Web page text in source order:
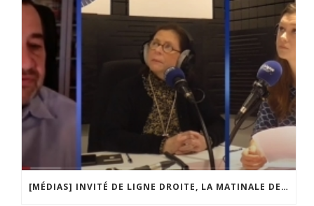
[MÉDIAS] INVITÉ DE LIGNE DROITE, LA MATINALE DE RADIO COURTOISIE